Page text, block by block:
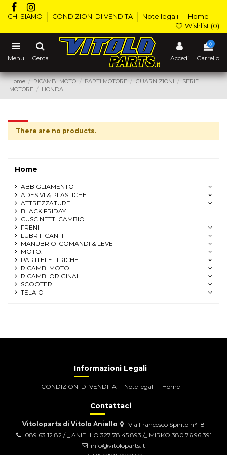
CHI SIAMO CONDIZIONI DI VENDITA Note legali
Home
Wishlist (0)
Menu Cerca Accedi
0
Carrello
Home RICAMBI MOTO PARTI MOTORE GUARNIZIONI
SERIE
MOTORE
HONDA
There are no products.
Home
ABBIGLIAMENTO
ADESIVI & PLASTICHE
ATTREZZATURE
BLACK FRIDAY
CUSCINETTI CAMBIO
FRENI
LUBRIFICANTI
MANUBRIO-COMANDI & LEVE
MOTO:
PARTI ELETTRICHE
RICAMBI MOTO
RICAMBI ORIGINALI
SCOOTER
TELAIO
Informazioni Legali
CONDIZIONI DI VENDITA Note legali Home
Contattaci
Vitoloparts di Vitolo Aniello
Via Francesco Spirito n° 18
089 63.12.82 / _ ANIELLO 327 78.45.893 /_ MIRKO 380 76.96.391
info@vitoloparts.it